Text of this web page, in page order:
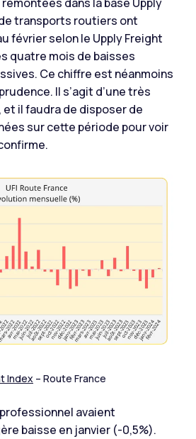
transports routiers ont
février selon le Upply Freight
quatre mois de baisses
Ce chiffre est néanmoins
Il s’agit d’une très
il faudra de disposer de
sur cette période pour voir
Index – Route France
avaient
baisse en janvier (-0,5%).